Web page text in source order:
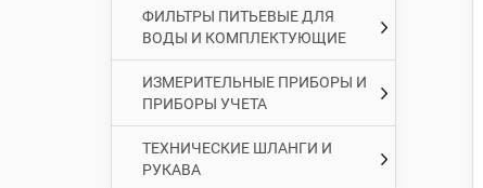
ФИЛЬТРЫ ПИТЬЕВЫЕ ДЛЯ
ВОДЫ И КОМПЛЕКТУЮЩИЕ
ИЗМЕРИТЕЛЬНЫЕ ПРИБОРЫ И
ПРИБОРЫ УЧЕТА
ТЕХНИЧЕСКИЕ ШЛАНГИ И
РУКАВА